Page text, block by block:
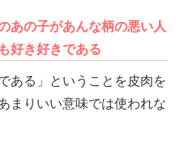
あの子があんな柄の悪い人
好き好きである
ある」ということを皮肉を
まりいい意味では使われな